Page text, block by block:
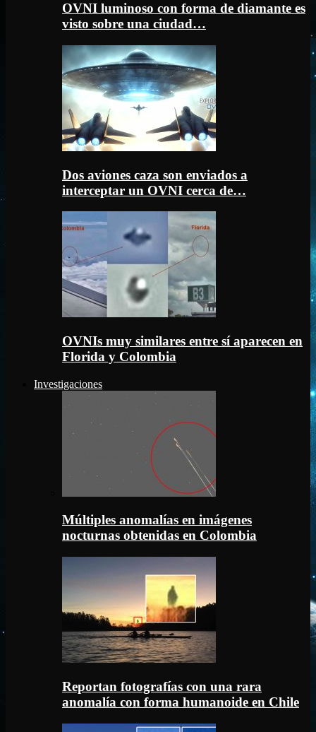
OVNI luminoso con forma de diamante es
visto sobre una ciudad…
Dos aviones caza son enviados a
interceptar un OVNI cerca de…
OVNIs muy similares entre sí aparecen en
Florida y Colombia
Investigaciones
Múltiples anomalías en imágenes
nocturnas obtenidas en Colombia
Reportan fotografías con una rara
anomalía con forma humanoide en Chile